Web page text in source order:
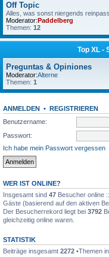
Off Topic
Alles, was sonst niergends
Moderator:Paddelberg
Themen: 12
Top XL -
Preguntas & Opiniones
Moderator:Alterne
Themen: 1
ANMELDEN • REGISTRIEREN
Benutzername:
Passwort:
Ich habe mein Passwort vergessen
WER IST ONLINE?
Insgesamt sind 47 Besucher online
Gäste (basierend auf den aktiven
Der Besucherrekord liegt bei 3792
gleichzeitig online waren.
STATISTIK
Beiträge insgesamt 2272 •Themen